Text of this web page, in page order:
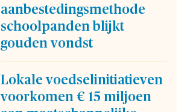
aanbestedingsmethode
schoolpanden blijkt
gouden vondst
Lokale voedselinitiatieven
voorkomen € 15 miljoen